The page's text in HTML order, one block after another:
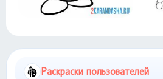
Раскраски пользователей